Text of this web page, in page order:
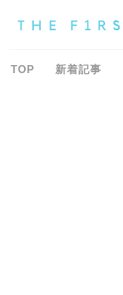
TOP 新着記事